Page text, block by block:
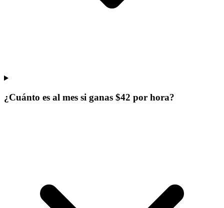
¿Cuánto es al mes si ganas $42 por hora?